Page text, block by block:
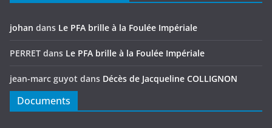
johan dans Le PFA brille à la Foulée Impériale
PERRET dans Le PFA brille à la Foulée Impériale
jean-marc guyot dans Décès de Jacqueline COLLIGNON
Documents